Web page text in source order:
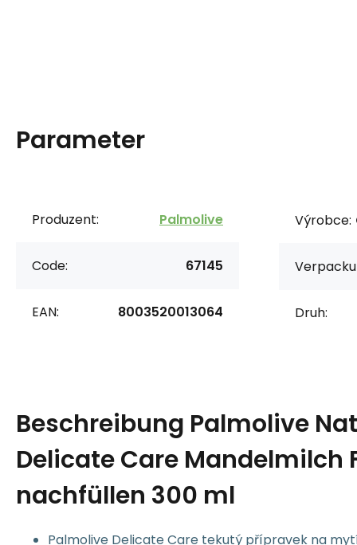
Parameter
Produzent: Palmolive
Code: 67145
EAN: 8003520013064
Výrobce:
Druh:
Beschreibung Palmolive
Delicate Care Mandelmilch
nachfüllen 300 ml
Palmolive Delicate Care tekutý přípravek na